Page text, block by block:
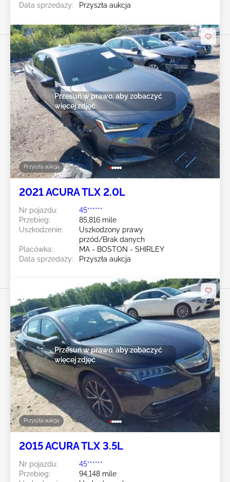
Data sprzedaży:
Przyszła aukcja
Przyszła aukcja
Przesuń w prawo, aby zobaczyć
więcej zdjęć
2021 ACURA TLX 2.0L
Nr pojazdu:
45******
Przebieg:
85,816 mile
Uszkodzenie:
Uszkodzony prawy
przód/Brak danych
Placówka:
MA - BOSTON - SHIRLEY
Data sprzedaży:
Przyszła aukcja
Przyszła aukcja
Przesuń w prawo, aby zobaczyć
więcej zdjęć
2015 ACURA TLX 3.5L
Nr pojazdu:
45******
Przebieg:
94,148 mile